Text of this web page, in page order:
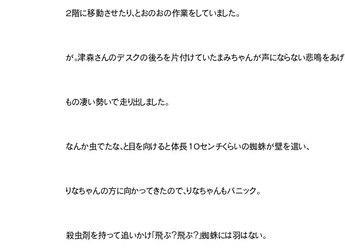
２階に移動させたり、とおのおの作業をしていました。
が。津森さんのデスクの後ろを片付けていたまみちゃんが声にならない悲鳴をあげ
もの凄い勢いで走り出しました。
なんか虫でたな、と目を向けると体長１０センチくらいの蜘蛛が壁を這い、
りなちゃんの方に向かってきたので、りなちゃんもパニック。
殺虫剤を持って追いかけ「飛ぶ？飛ぶ？」蜘蛛には羽はない。